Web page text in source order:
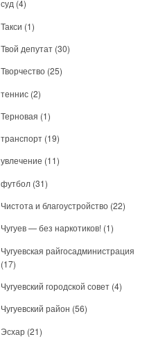
суд (4)
Такси (1)
Твой депутат (30)
Творчество (25)
теннис (2)
Терновая (1)
транспорт (19)
увлечение (11)
футбол (31)
Чистота и благоустройство (22)
Чугуев — без наркотиков! (1)
Чугуевская райгосадминистрация
(17)
Чугуевский городской совет (4)
Чугуевский район (56)
Эсхар (21)